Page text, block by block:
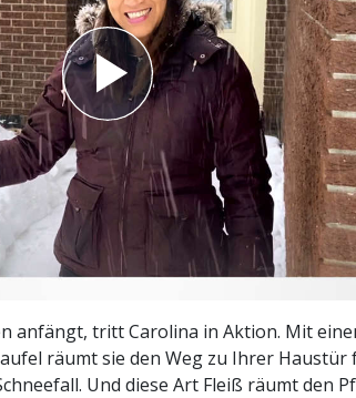
anfängt, tritt Carolina in Aktion. Mit
räumt sie den Weg zu Ihrer Haustür
Und diese Art Fleiß räumt den